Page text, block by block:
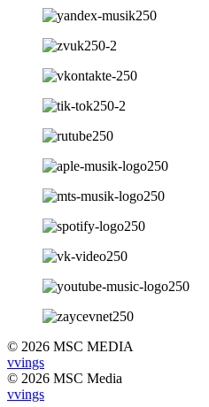
© 2026 MSC MEDIA
vvings
© 2026 MSC Media
vvings